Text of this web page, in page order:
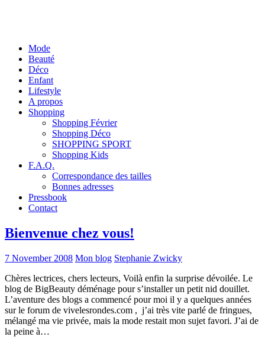
Mode
Beauté
Déco
Enfant
Lifestyle
A propos
Shopping
Shopping Février
Shopping Déco
SHOPPING SPORT
Shopping Kids
F.A.Q.
Correspondance des tailles
Bonnes adresses
Pressbook
Contact
Bienvenue chez vous!
7 November 2008 Mon blog Stephanie Zwicky
Chères lectrices, chers lecteurs, Voilà enfin la surprise dévoilée. Le
blog de BigBeauty déménage pour s’installer un petit nid douillet.
L’aventure des blogs a commencé pour moi il y a quelques années
sur le forum de vivelesrondes.com , j’ai très vite parlé de fringues,
mélangé ma vie privée, mais la mode restait mon sujet favori. J’ai de
la peine à…